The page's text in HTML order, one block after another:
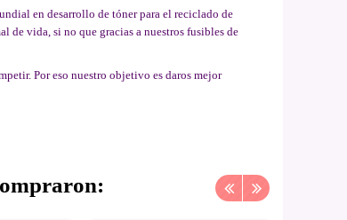
en desarrollo de tóner para el reciclado de
de vida, si no que gracias a nuestros fusibles de
Por eso nuestro objetivo es daros mejor